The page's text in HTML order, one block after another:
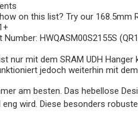
on this list? Try our 168.5mm
HWQASM00S2155S
nur mit dem SRAM UDH
jedoch weiterhin mit dem
am besten. Das hebellose
eng wird. Diese besonders